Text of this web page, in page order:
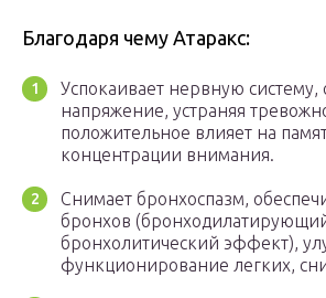
Благодаря чему Атаракс:
Успокаивает нервную систему,
напряжение, устраняя
положительное влияет на
концентрации внимания.
Снимает бронхоспазм,
бронхов
бронхолитический эффект),
функционирование легких,